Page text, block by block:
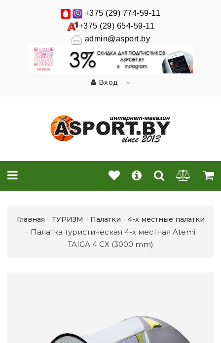
+375 (29) 774-59-11
+375 (29) 654-59-11
admin@asport.by
Вход
Главная ТУРИЗМ Палатки 4-х местные палатки
Палатка туристическая 4-х местная Atemi
TAIGA 4 CX (3000 mm)